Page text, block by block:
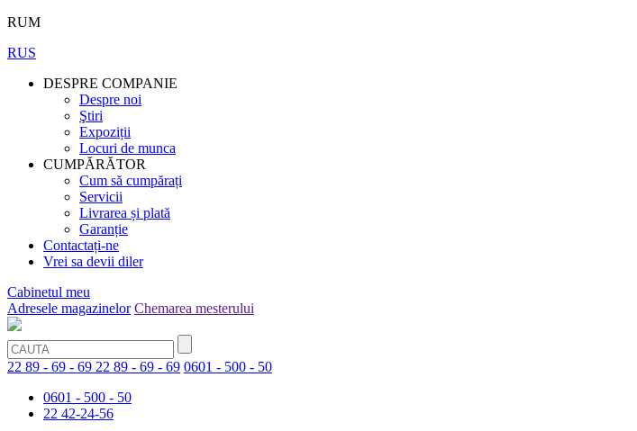
RUM
RUS
DESPRE COMPANIE
Despre noi
Ştiri
Expoziții
Locuri de munca
CUMPĂRĂTOR
Cum să cumpărați
Servicii
Livrarea și plată
Garanție
Contactați-ne
Vrei sa devii diler
Cabinetul meu
Adresele magazinelor Chemarea mesterului
22 89 - 69 - 69 22 89 - 69 - 69 0601 - 500 - 50
0601 - 500 - 50
22 42-24-56